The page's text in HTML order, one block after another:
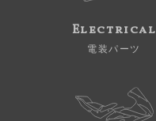
Electrical
電装パーツ